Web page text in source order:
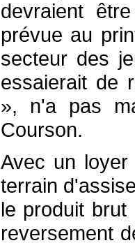
devraient
prévue au
secteur des
essaierait de
», n'a pas
Courson.
Avec un
terrain
le produit
reversement